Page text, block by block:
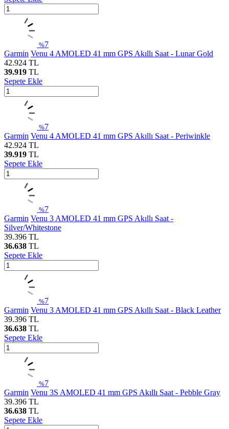
%7
Garmin Venu 4 AMOLED 41 mm GPS Akıllı Saat - Lunar Gold
42.924 TL
39.919 TL
Sepete Ekle
%7
Garmin Venu 4 AMOLED 41 mm GPS Akıllı Saat - Periwinkle
42.924 TL
39.919 TL
Sepete Ekle
%7
Garmin Venu 3 AMOLED 41 mm GPS Akıllı Saat -
Silver/Whitestone
39.396 TL
36.638 TL
Sepete Ekle
%7
Garmin Venu 3 AMOLED 41 mm GPS Akıllı Saat - Black Leather
39.396 TL
36.638 TL
Sepete Ekle
%7
Garmin Venu 3S AMOLED 41 mm GPS Akıllı Saat - Pebble Gray
39.396 TL
36.638 TL
Sepete Ekle